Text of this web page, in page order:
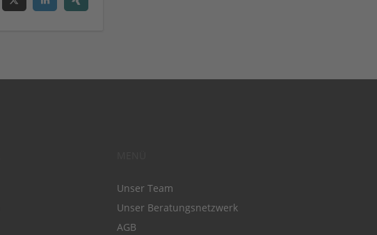
Unser Team
Unser Beratungsnetzwerk
AGB